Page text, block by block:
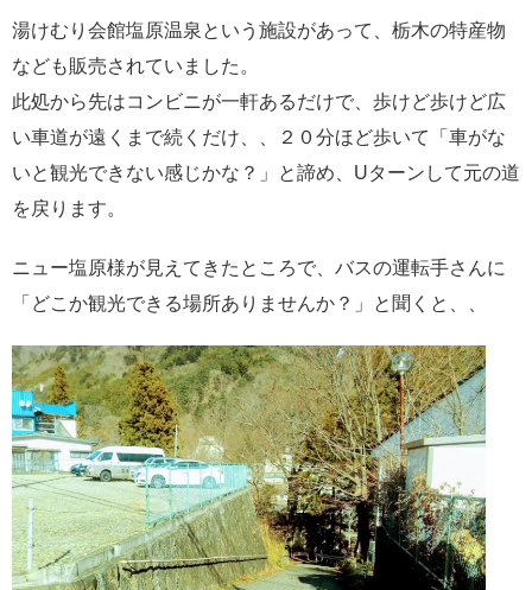
湯けむり会館塩原温泉という施設があって、栃木の特産物
なども販売されていました。
此処から先はコンビニが一軒あるだけで、歩けど歩けど広
い車道が遠くまで続くだけ、、２０分ほど歩いて「車がな
いと観光できない感じかな？」と諦め、Uターンして元の道
を戻ります。
ニュー塩原様が見えてきたところで、バスの運転手さんに
「どこか観光できる場所ありませんか？」と聞くと、、